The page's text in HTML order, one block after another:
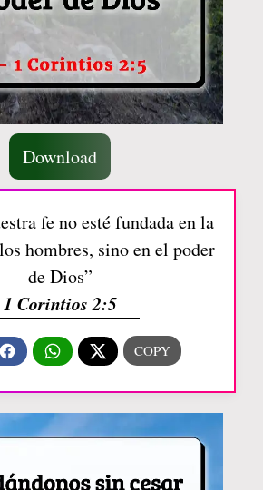
Download
fe no esté fundada en la
hombres, sino en el poder
de Dios”
1 Corintios 2:5